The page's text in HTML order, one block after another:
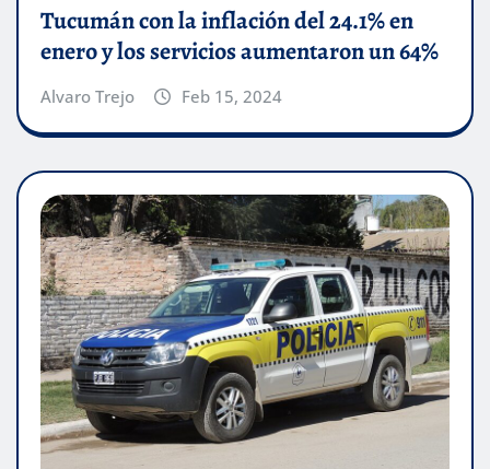
Tucumán con la inflación del 24.1% en
enero y los servicios aumentaron un 64%
Alvaro Trejo Feb 15, 2024